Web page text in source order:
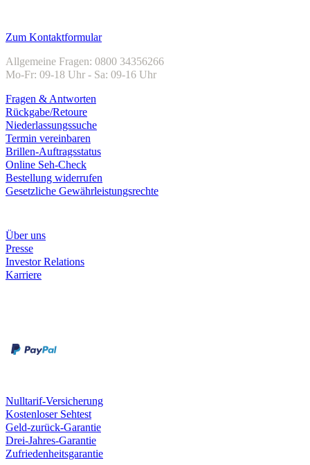
Zum Kontaktformular
Allgemeine Fragen: 0800 34356266
Mo-Fr: 09-18 Uhr - Sa: 09-16 Uhr
Fragen & Antworten
Rückgabe/Retoure
Niederlassungssuche
Termin vereinbaren
Brillen-Auftragsstatus
Online Seh-Check
Bestellung widerrufen
Gesetzliche Gewährleistungsrechte
Über uns
Presse
Investor Relations
Karriere
Nulltarif-Versicherung
Kostenloser Sehtest
Geld-zurück-Garantie
Drei-Jahres-Garantie
Zufriedenheitsgarantie